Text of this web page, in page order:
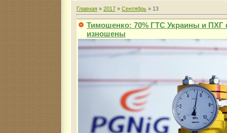
Главная » 2017 » Сентябрь » 13
Тимошенко: 70% ГТС Украины и ПХГ
изношены